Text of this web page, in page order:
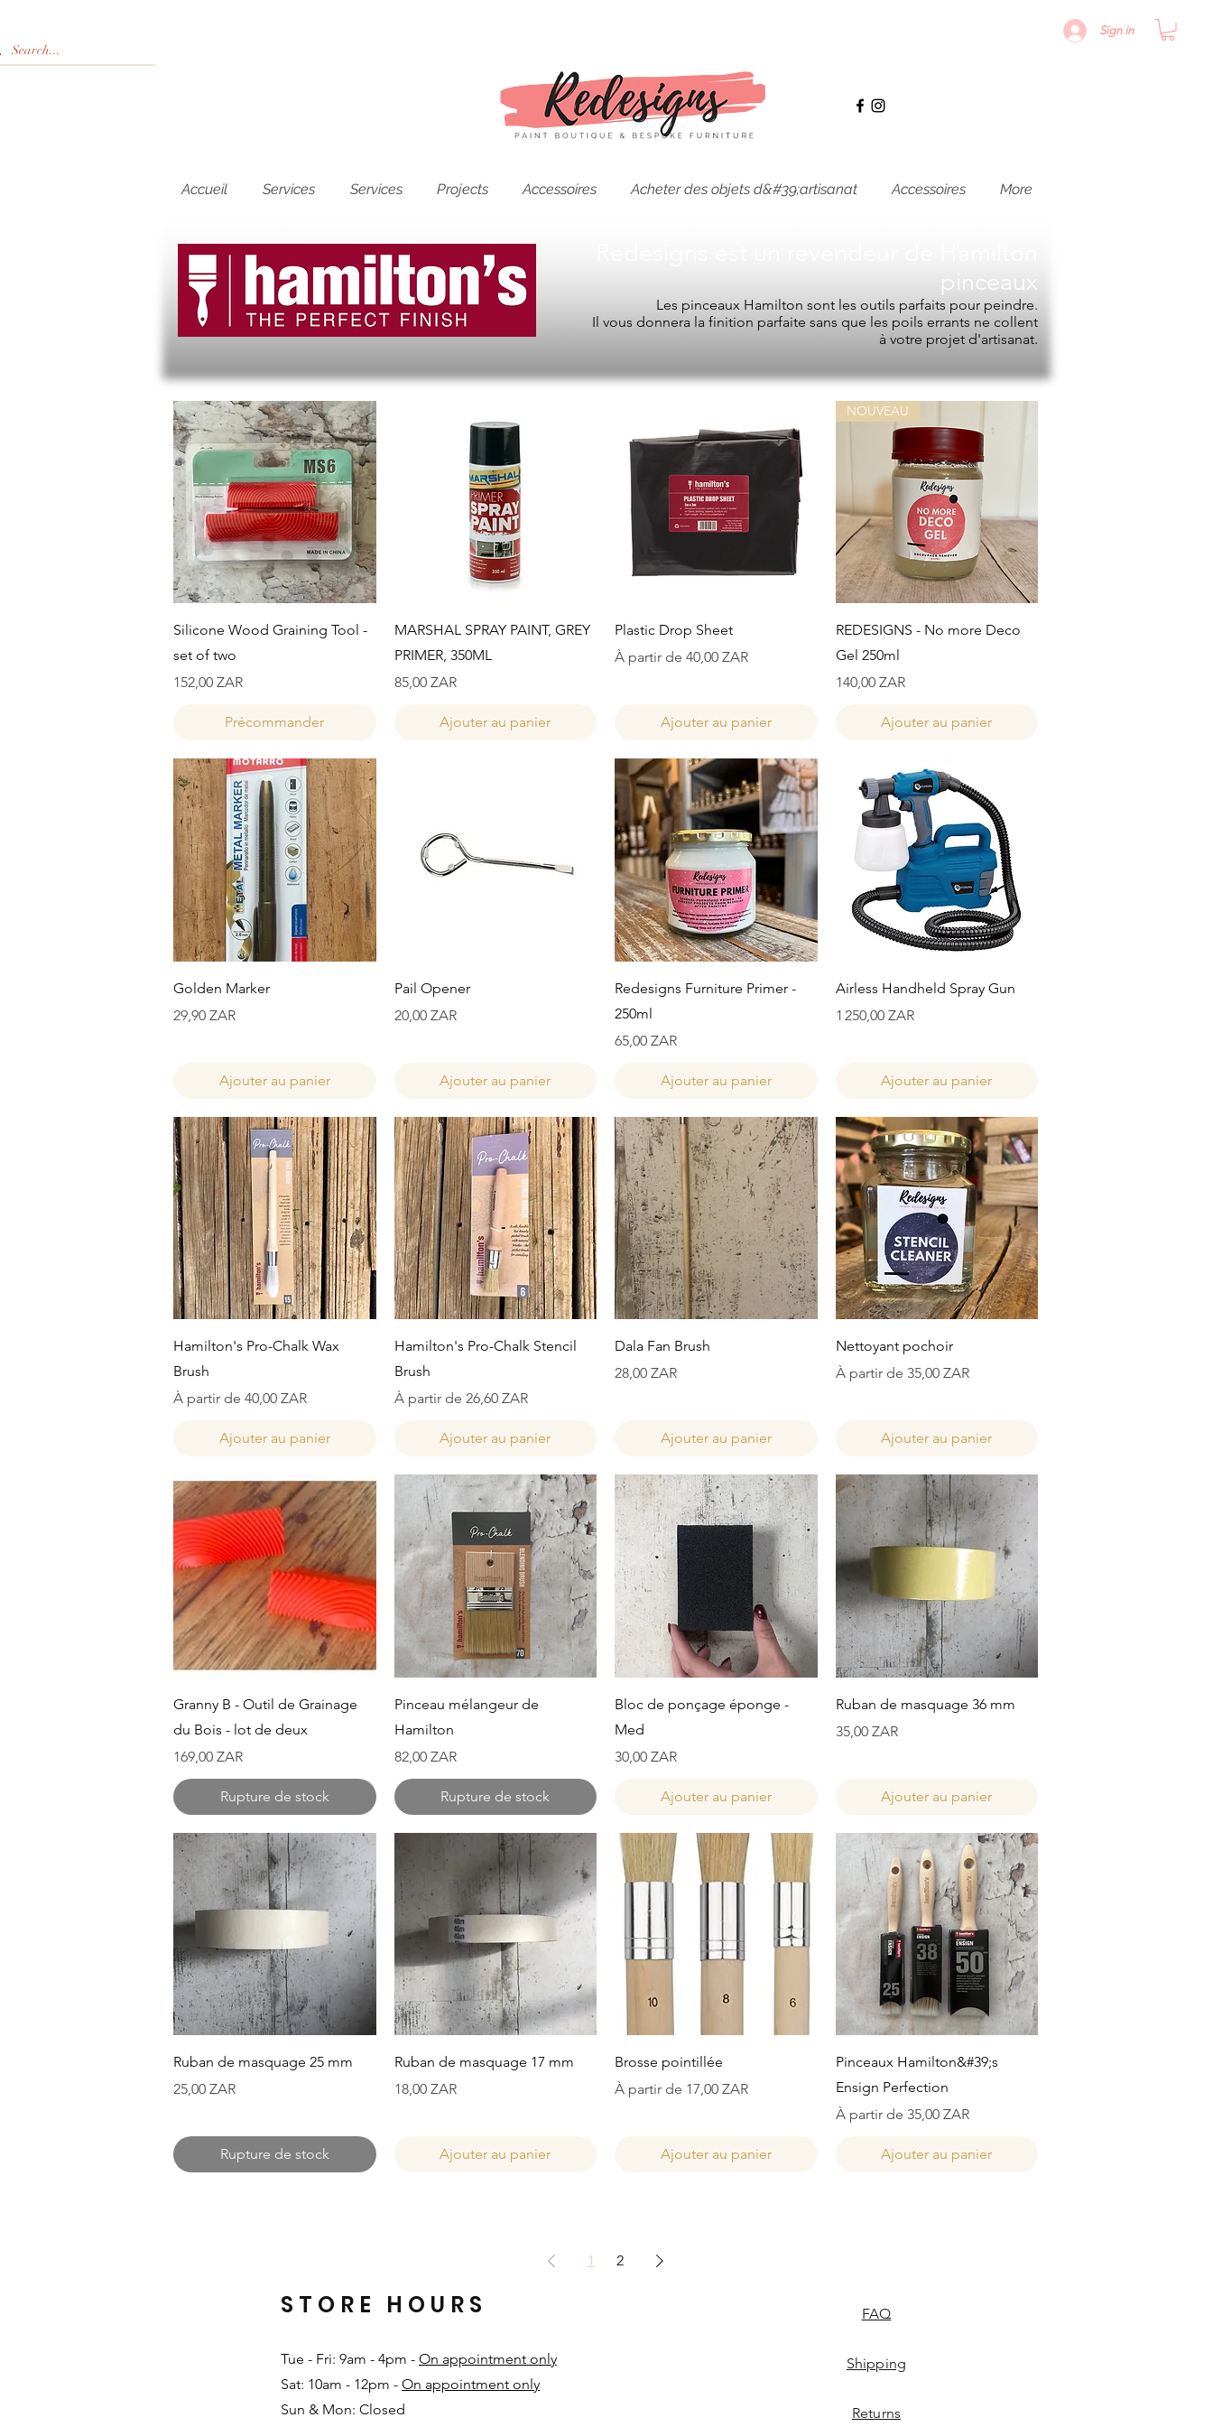
Sign in
Accueil Services Services Projects Accessoires Acheter des objets d&#39;artisanat Accessoires More
pinceaux
Les pinceaux Hamilton sont les outils parfaits pour peindre.
Il vous donnera la finition parfaite sans que les poils errants ne collent
à votre projet d'artisanat.
Aperçu rapide
Silicone Wood Graining Tool -
set of two
Prix
152,00 ZAR
Précommander
Aperçu rapide
MARSHAL SPRAY PAINT, GREY
PRIMER, 350ML
Prix
85,00 ZAR
Ajouter au panier
Aperçu rapide
Plastic Drop Sheet
À partir de 40,00 ZAR
Prix promotionnel
Ajouter au panier
Aperçu rapide
NOUVEAU
REDESIGNS - No more Deco
Gel 250ml
Prix
140,00 ZAR
Ajouter au panier
Aperçu rapide
Golden Marker
Prix
29,90 ZAR
Ajouter au panier
Aperçu rapide
Pail Opener
Prix
20,00 ZAR
Ajouter au panier
Aperçu rapide
Redesigns Furniture Primer -
250ml
Prix
65,00 ZAR
Ajouter au panier
Aperçu rapide
Airless Handheld Spray Gun
Prix
1 250,00 ZAR
Ajouter au panier
Aperçu rapide
Hamilton's Pro-Chalk Wax
Brush
À partir de 40,00 ZAR
Prix promotionnel
Ajouter au panier
Aperçu rapide
Hamilton's Pro-Chalk Stencil
Brush
À partir de 26,60 ZAR
Prix promotionnel
Ajouter au panier
Aperçu rapide
Dala Fan Brush
Prix
28,00 ZAR
Ajouter au panier
Aperçu rapide
Nettoyant pochoir
À partir de 35,00 ZAR
Prix promotionnel
Ajouter au panier
Aperçu rapide
Granny B - Outil de Grainage
du Bois - lot de deux
Prix
169,00 ZAR
Rupture de stock
Aperçu rapide
Pinceau mélangeur de
Hamilton
Prix
82,00 ZAR
Rupture de stock
Aperçu rapide
Bloc de ponçage éponge -
Med
Prix
30,00 ZAR
Ajouter au panier
Aperçu rapide
Ruban de masquage 36 mm
Prix
35,00 ZAR
Ajouter au panier
Aperçu rapide
Ruban de masquage 25 mm
Prix
25,00 ZAR
Rupture de stock
Aperçu rapide
Ruban de masquage 17 mm
Prix
18,00 ZAR
Ajouter au panier
Aperçu rapide
Brosse pointillée
À partir de 17,00 ZAR
Prix promotionnel
Ajouter au panier
Aperçu rapide
Pinceaux Hamilton&#39;s
Ensign Perfection
À partir de 35,00 ZAR
Prix promotionnel
Ajouter au panier
1 2
Tue - Fri: 9am - 4pm - On appointment only
Sat: 10am - 12pm - On appointment only
Sun & Mon: Closed​
STORE HOURS FAQ
Shipping
Returns